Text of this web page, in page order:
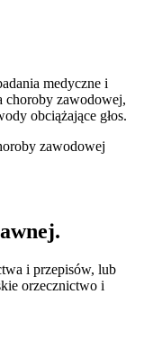
medyczne i
choroby zawodowej,
obciążające głos.
zawodowej
.
i przepisów, lub
orzecznictwo i